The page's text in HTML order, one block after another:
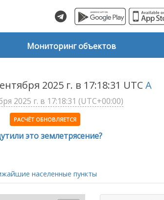
Мониторинг объектов
2025 г. в 17:18:31 UTCA
2025 г. в 17:18:31 (UTC+00:00)
РАСЧЁТ ОБНОВЛЯЕТСЯ
это землетрясение?
населенные пункты